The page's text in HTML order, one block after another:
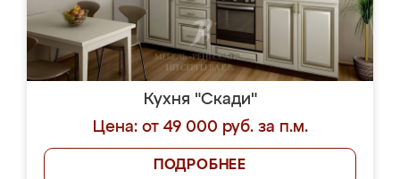
Кухня "Скади"
Цена: от 49 000 руб. за п.м.
ПОДРОБНЕЕ